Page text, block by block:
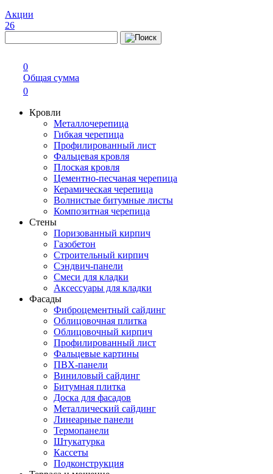
Акции
26
0
Общая сумма
0
Кровли
Металлочерепица
Гибкая черепица
Профилированный лист
Фальцевая кровля
Плоская кровля
Цементно-песчаная черепица
Керамическая черепица
Волнистые битумные листы
Композитная черепица
Стены
Поризованный кирпич
Газобетон
Строительный кирпич
Сэндвич-панели
Смеси для кладки
Аксессуары для кладки
Фасады
Фиброцементный сайдинг
Облицовочная плитка
Облицовочный кирпич
Профилированный лист
Фальцевые картины
ПВХ-панели
Виниловый сайдинг
Битумная плитка
Доска для фасадов
Металлический сайдинг
Линеарные панели
Термопанели
Штукатурка
Кассеты
Подконструкция